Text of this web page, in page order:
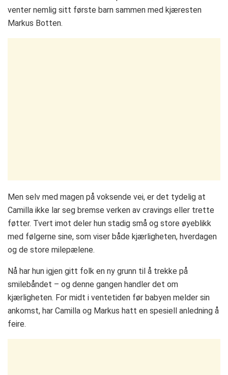
venter nemlig sitt første barn sammen med kjæresten
Markus Botten.
Men selv med magen på voksende vei, er det tydelig at
Camilla ikke lar seg bremse verken av cravings eller trette
føtter. Tvert imot deler hun stadig små og store øyeblikk
med følgerne sine, som viser både kjærligheten, hverdagen
og de store milepælene.
Nå har hun igjen gitt folk en ny grunn til å trekke på
smilebåndet – og denne gangen handler det om
kjærligheten. For midt i ventetiden før babyen melder sin
ankomst, har Camilla og Markus hatt en spesiell anledning å
feire.